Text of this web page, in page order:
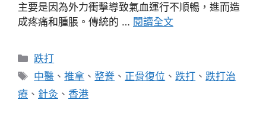
主要是因為外力衝擊導致氣血運行不順暢，進而造
成疼痛和腫脹。傳統的 … 閱讀全文
分
類
跌打
標
籤
中醫 、推拿 、整脊 、 正骨復位 、 跌打 、 跌打治
療 、 針灸 、 香港